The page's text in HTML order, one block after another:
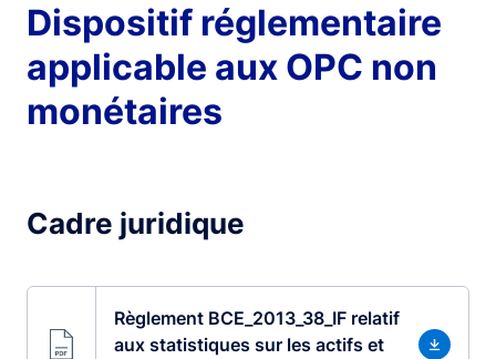
Dispositif réglementaire
applicable aux OPC non
monétaires
Cadre juridique
Règlement BCE_2013_38_IF relatif
aux statistiques sur les actifs et